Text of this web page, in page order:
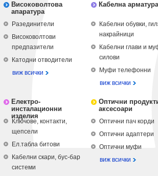
Високоволтова
апаратура
Разединители
Високоволтови
предпазители
Катодни отводители
виж всички
Кабелна арматура
Кабелни обувки,
накрайници
Кабелни глави и
силови
Муфи телефонни
виж всички
Електро-
инсталационни
изделия
Ключове, контакти,
щепсели
Ел.табла битови
Кабелни скари, бус-бар
системи
Оптични
аксесоари
Оптични пач корди
Оптични адаптери
Оптични муфи
виж всички